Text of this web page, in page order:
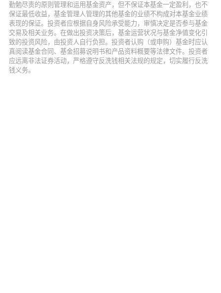
勤勉尽责的原则管理和运用基金资产，但不保证本基金一定盈利，也不
保证最低收益，基金管理人管理的其他基金的业绩不构成对本基金业绩
表现的保证。投资者应根据自身风险承受能力，审慎决定是否参与基金
交易及相关业务。在做出投资决策后，基金运营状况与基金净值变化引
致的投资风险，由投资人自行负担。投资者认购（或申购）基金时应认
真阅读基金合同、基金招募说明书和产品资料概要等法律文件。投资者
应远离非法证券活动，严格遵守反洗钱相关法规的规定，切实履行反洗
钱义务。